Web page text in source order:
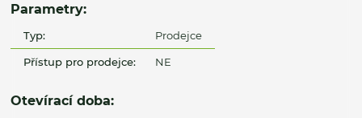
Parametry:
Typ: Prodejce
Přístup pro prodejce: NE
Otevírací doba: